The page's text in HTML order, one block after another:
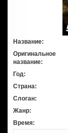
Название:
Оригинальное
название:
Год:
Страна:
Слоган:
Жанр:
Время: